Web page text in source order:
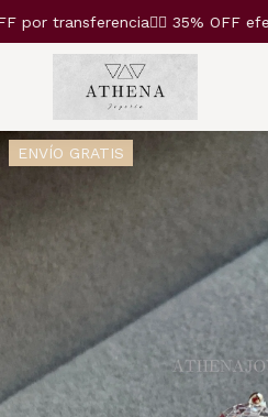
transferencia❤️‍🔥 35% OFF
ENVÍO GRATIS